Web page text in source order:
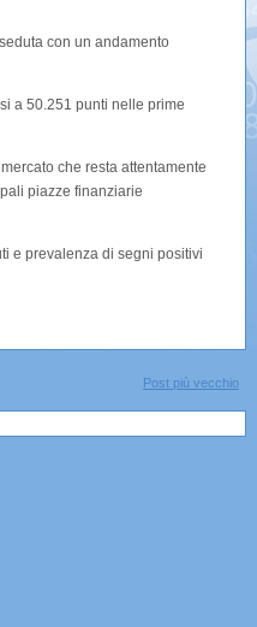
con un andamento
a 50.251 punti nelle prime
che resta attentamente
piazze finanziarie
e prevalenza di segni positivi
Post più vecchio